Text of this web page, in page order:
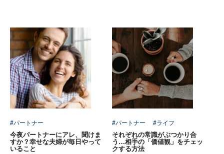
#パートナー
今夜パートナーにアレ、聞けま
すか？幸せな夫婦が毎日やって
いること
#パートナー #ライフ
それぞれの常識がぶつかり合
う…相手の「価値観」をチェッ
クする方法